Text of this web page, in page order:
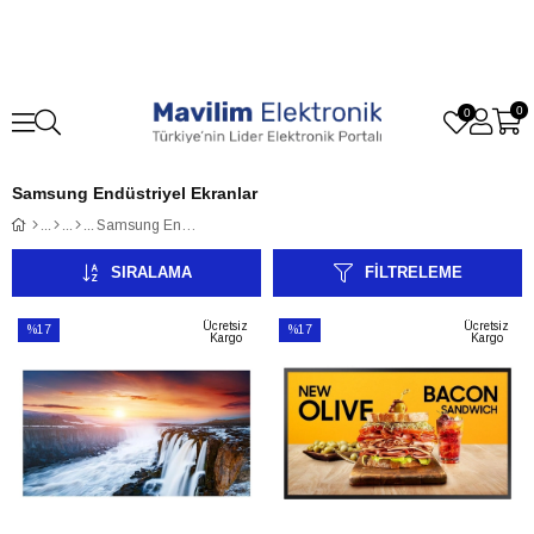
0
0
Samsung Endüstriyel Ekranlar
Samsung Endüstriyel Ekranlar
FILTRELEME
SIRALAMA
%17
%17İndirim
Ücretsiz
Kargo
%17
%17İndirim
Ücretsiz
Kargo